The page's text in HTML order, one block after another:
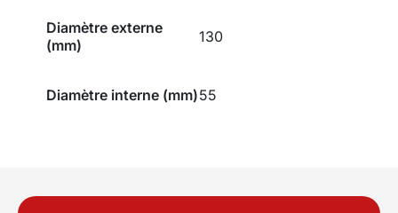
Diamètre externe
(mm)
130
Diamètre interne (mm)55